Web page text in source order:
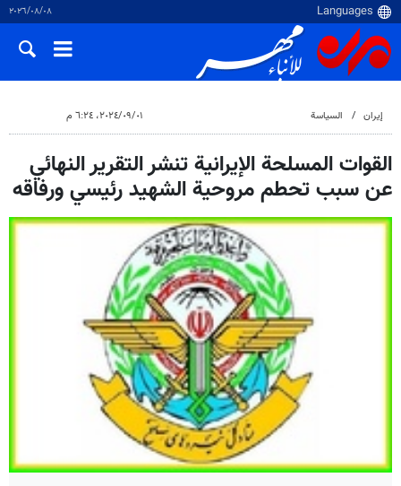
٠٨‏/٠٨‏/٢٠٢٦
إيران السياسة ٠١‏/٠٩‏/٢٠٢٤، ٦:٢٤ م
القوات المسلحة الإيرانية تنشر التقرير النهائي
عن سبب تحطم مروحية الشهيد رئيسي ورفاقه